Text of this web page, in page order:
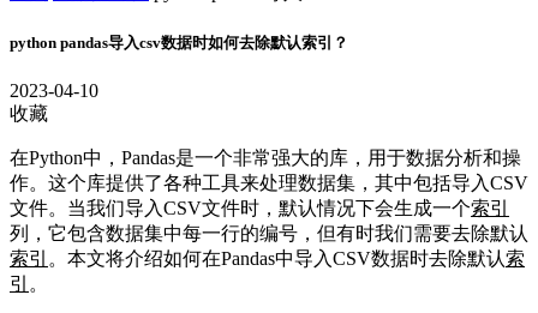
python pandas导入csv数据时如何去除默认索引？
2023-04-10
收藏
在Python中，Pandas是一个非常强大的库，用于数据分析和操
作。这个库提供了各种工具来处理数据集，其中包括导入CSV
文件。当我们导入CSV文件时，默认情况下会生成一个索引
列，它包含数据集中每一行的编号，但有时我们需要去除默认
索引 。本文将介绍如何在Pandas中导入CSV数据时去除默认索
引 。